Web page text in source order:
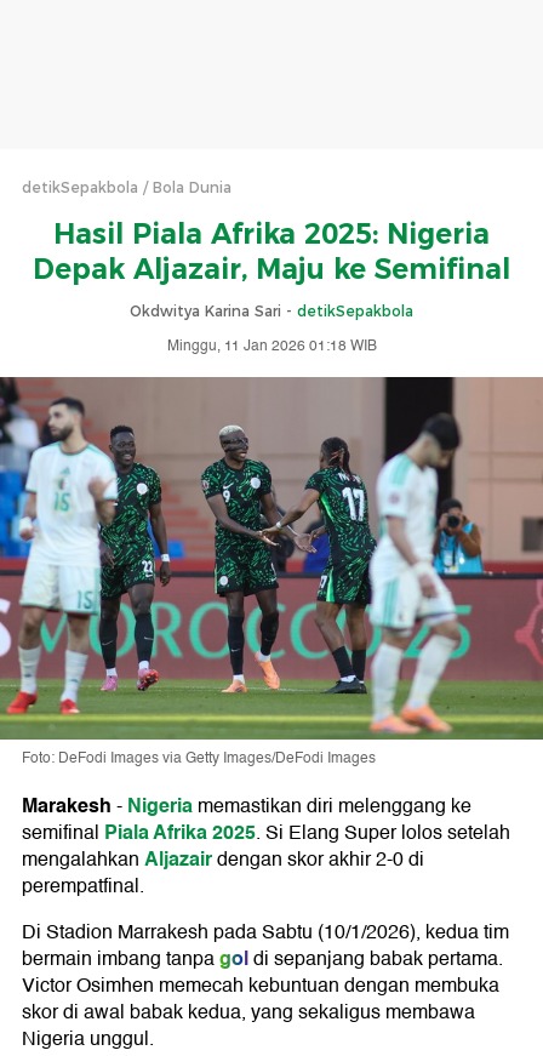
detikSepakbola Bola Dunia
Hasil Piala Afrika 2025: Nigeria
Depak Aljazair, Maju ke Semifinal
Okdwitya Karina Sari - detikSepakbola
Minggu, 11 Jan 2026 01:18 WIB
Foto: DeFodi Images via Getty Images/DeFodi Images
Marakesh-Nigeriamemastikan diri melenggang ke
semifinal Piala Afrika 2025. Si Elang Super lolos setelah
mengalahkanAljazairdengan skor akhir 2-0 di
perempatfinal.
Di Stadion Marrakesh pada Sabtu (10/1/2026), kedua tim
bermain imbang tanpagoldi sepanjang babak pertama.
Victor Osimhen memecah kebuntuan dengan membuka
skor di awal babak kedua, yang sekaligus membawa
Nigeria unggul.